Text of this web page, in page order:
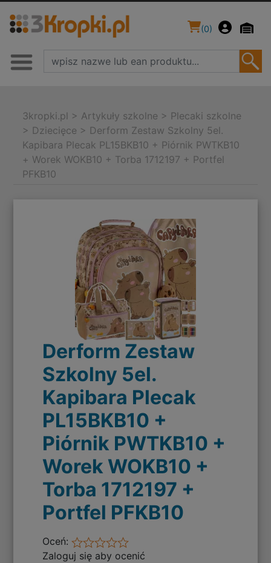
(0)
3kropki.pl > Artykuły szkolne > Plecaki szkolne
> Dziecięce > Derform Zestaw Szkolny 5el.
Kapibara Plecak PL15BKB10 + Piórnik PWTKB10
+ Worek WOKB10 + Torba 1712197 + Portfel
PFKB10
Derform Zestaw
Szkolny 5el.
Kapibara Plecak
PL15BKB10 +
Piórnik PWTKB10 +
Worek WOKB10 +
Torba 1712197 +
Portfel PFKB10
Oceń:
Zaloguj się aby ocenić